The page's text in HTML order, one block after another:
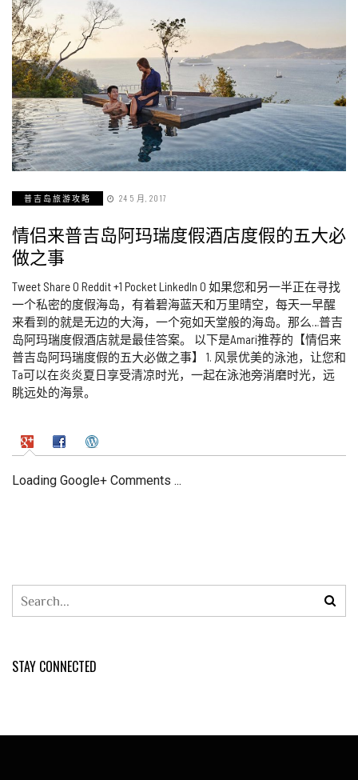
普吉岛旅游攻略 24 5 月, 2017
情侣来普吉岛阿玛瑞度假酒店度假的五大必
做之事
Tweet Share 0 Reddit +1 Pocket LinkedIn 0 如果您和另一半正在寻找
一个私密的度假海岛，有着碧海蓝天和万里晴空，每天一早醒
来看到的就是无边的大海，一个宛如天堂般的海岛。那么…普吉
岛阿玛瑞度假酒店就是最佳答案。 以下是Amari推荐的【情侣来
普吉岛阿玛瑞度假的五大必做之事】 1. 风景优美的泳池，让您和
Ta可以在炎炎夏日享受清凉时光，一起在泳池旁消磨时光，远
眺远处的海景。
Loading Google+ Comments ...
STAY CONNECTED